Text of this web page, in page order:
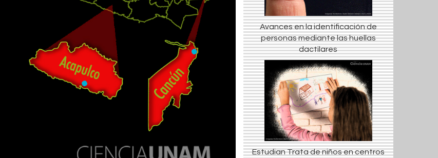
Avances en la identificación de
personas mediante las huellas
dactilares
Estudian Trata de niños en centros